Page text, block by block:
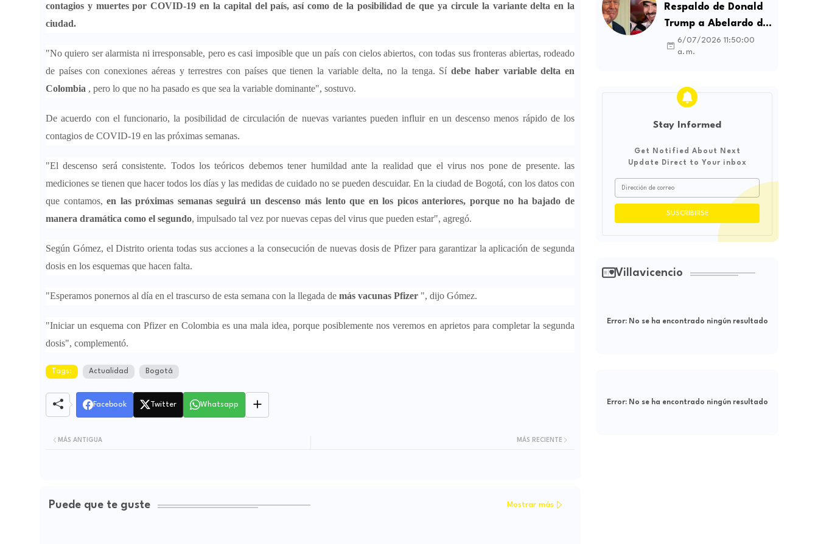
contagios y muertes por COVID-19 en la capital del país, así como de la posibilidad de que ya circule la variante delta en la
ciudad.
"No quiero ser alarmista ni irresponsable, pero es casi imposible que un país con cielos abiertos, con todas sus fronteras abiertas, rodeado
de países con conexiones aéreas y terrestres con países que tienen la variable delta, no la tenga. Sídebe haber variable delta en
Colombia , pero lo que no ha pasado es que sea la variable dominante", sostuvo.
De acuerdo con el funcionario, la posibilidad de circulación de nuevas variantes pueden influir en un descenso menos rápido de los
contagios de COVID-19 en las próximas semanas.
"El descenso será consistente. Todos los teóricos debemos tener humildad ante la realidad que el virus nos pone de presente. las
mediciones se tienen que hacer todos los días y las medidas de cuidado no se pueden descuidar. En la ciudad de Bogotá, con los datos con
que contamos, en las próximas semanas seguirá un descenso más lento que en los picos anteriores, porque no ha bajado de
manera dramática como el segundo, impulsado tal vez por nuevas cepas del virus que pueden estar", agregó.
Según Gómez, el Distrito orienta todas sus acciones a la consecución de nuevas dosis de Pfizer para garantizar la aplicación de segunda
dosis en los esquemas que hacen falta.
"Esperamos ponernos al día en el trascurso de esta semana con la llegada de más vacunas Pfizer ", dijo Gómez.
"Iniciar un esquema con Pfizer en Colombia es una mala idea, porque posiblemente nos veremos en aprietos para completar la segunda
dosis", complementó.
Tags: Actualidad Bogotá
Facebook Twitter Whatsapp
MÁS RECIENTE
MÁS ANTIGUA
Puede que te guste Mostrar más
laboral ilegal
Respaldo de Donald
Trump a Abelardo de
la Espriella genera
debate sobre
influencia
internacional
6/07/2026 11:50:00
a. m.
Stay Informed
Get Notified About Next
Update Direct to Your inbox
Villavicencio
Error:No se ha encontrado ningún resultado
Error:No se ha encontrado ningún resultado